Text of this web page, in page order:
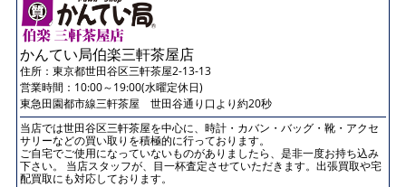
かんてい局伯楽三軒茶屋店
住所： 東京都世田谷区三軒茶屋2-13-13
営業時間：10:00～19:00(水曜定休日)
東急田園都市線三軒茶屋 世田谷通り口より約20秒
当店では世田谷区三軒茶屋を中心に、時計・カバン・バッグ・靴・アクセ
サリーなどの買い取りを積極的に行っております。
ご自宅でご使用になっていないものがありましたら、是非一度お持ち込み
下さい。 当店スタッフが、目一杯査定させていただきます。出張買取や宅
配買取にも対応しております。